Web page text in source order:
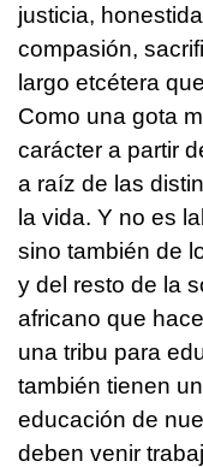
justicia,
compasión,
largo etcétera
Como una gota
carácter a partir
a raíz de las
la vida. Y no es
sino también de
y del resto de la
africano que
una tribu para
también tienen
educación de
deben venir